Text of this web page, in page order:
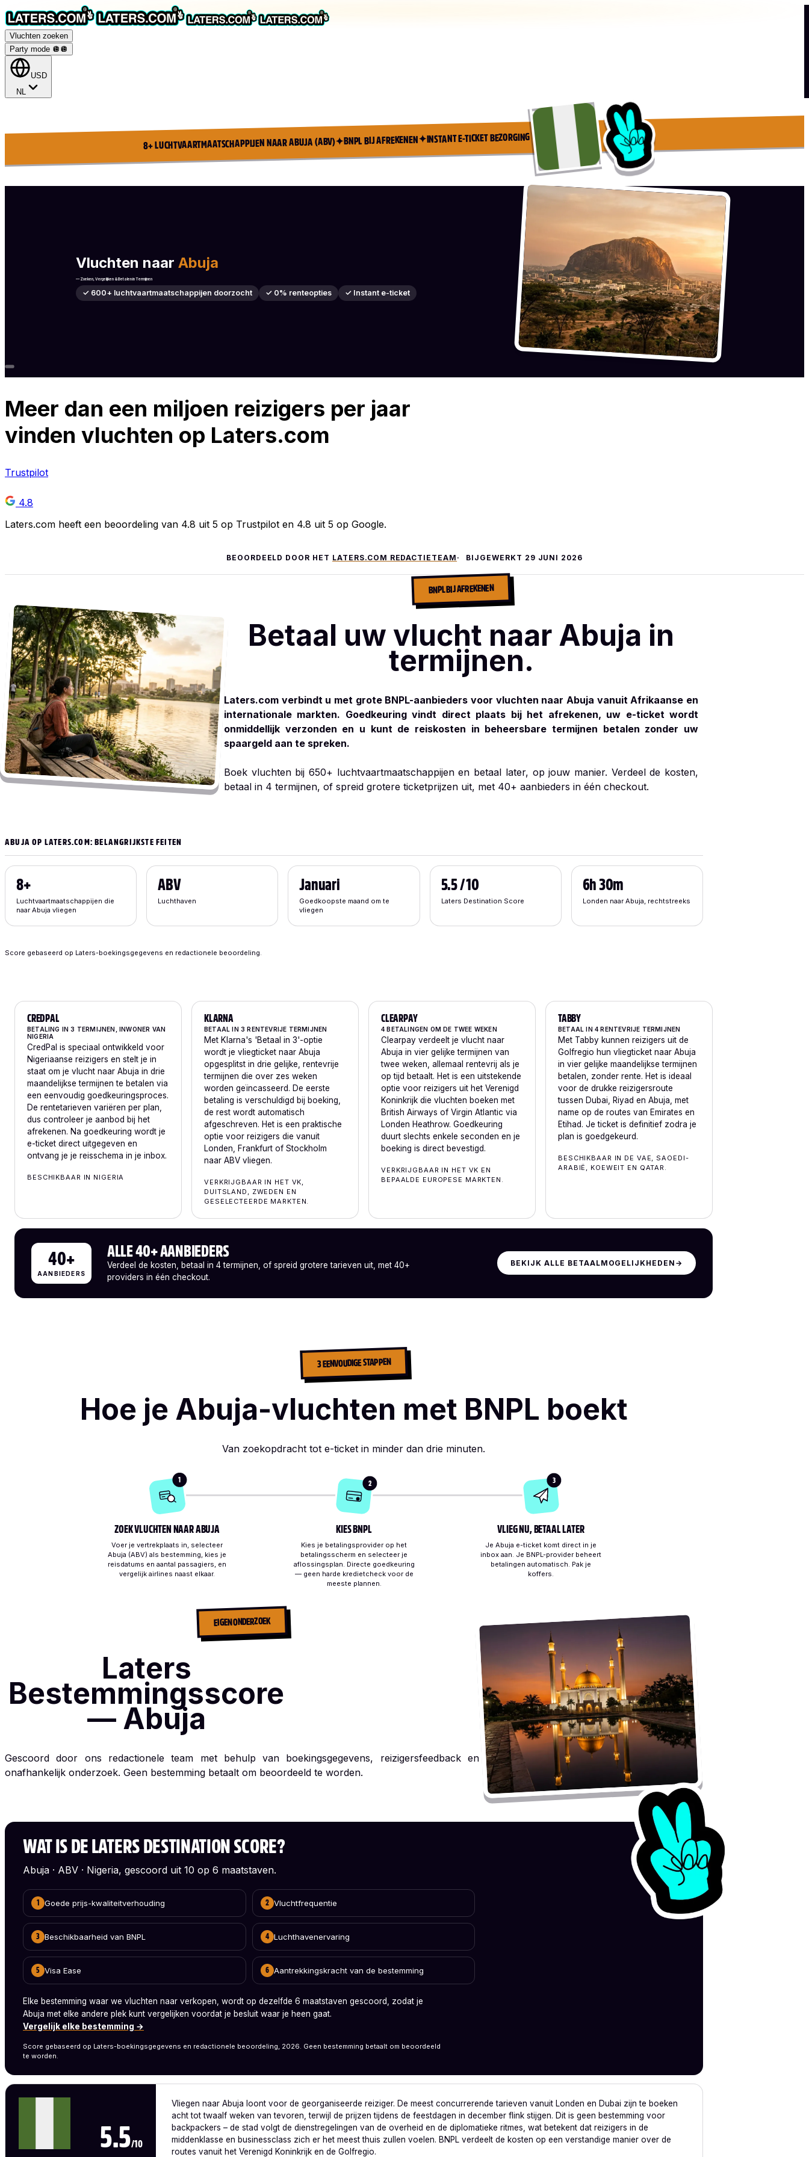
Vluchten zoeken
Party mode 🪩 🪩
USD
NL
8+ LUCHTVAARTMAATSCHAPPIJEN NAAR ABUJA (ABV)✦BNPL BIJ AFREKENEN✦INSTANT E-TICKET BEZORGING
Vluchten naar Abuja
— Zoeken, Vergelijken & Betalen in Termijnen
✓ 600+ luchtvaartmaatschappijen doorzocht ✓ 0% renteopties ✓ Instant e-ticket
Meer dan een miljoen reizigers per jaar
vinden vluchten op Laters.com
Trustpilot
4.8
Laters.com heeft een beoordeling van 4.8 uit 5 op Trustpilot en 4.8 uit 5 op Google.
BEOORDEELD DOOR HET LATERS.COM REDACTIETEAM BIJGEWERKT 29 JUNI 2026
BNPL BIJ AFREKENEN
Betaal uw vlucht naar Abuja in
termijnen.
Laters.com verbindt u met grote BNPL-aanbieders voor vluchten naar Abuja vanuit Afrikaanse en
internationale markten. Goedkeuring vindt direct plaats bij het afrekenen, uw e-ticket wordt
onmiddellijk verzonden en u kunt de reiskosten in beheersbare termijnen betalen zonder uw
spaargeld aan te spreken.
Boek vluchten bij 650+ luchtvaartmaatschappijen en betaal later, op jouw manier. Verdeel de kosten,
betaal in 4 termijnen, of spreid grotere ticketprijzen uit, met 40+ aanbieders in één checkout.
ABUJA OP LATERS.COM: BELANGRIJKSTE FEITEN
Luchtvaartmaatschappijen die
naar Abuja vliegen
8+
Luchthaven
ABV
Goedkoopste maand om te
vliegen
Januari
Laters Destination Score
5.5 / 10
Londen naar Abuja, rechtstreeks
6h 30m
Score gebaseerd op Laters-boekingsgegevens en redactionele beoordeling.
CREDPAL
BETALING IN 3 TERMIJNEN, INWONER VAN
NIGERIA
CredPal is speciaal ontwikkeld voor
Nigeriaanse reizigers en stelt je in
staat om je vlucht naar Abuja in drie
maandelijkse termijnen te betalen via
een eenvoudig goedkeuringsproces.
De rentetarieven variëren per plan,
dus controleer je aanbod bij het
afrekenen. Na goedkeuring wordt je
e-ticket direct uitgegeven en
ontvang je je reisschema in je inbox.
BESCHIKBAAR IN NIGERIA
KLARNA
BETAAL IN 3 RENTEVRIJE TERMIJNEN
Met Klarna's 'Betaal in 3'-optie
wordt je vliegticket naar Abuja
opgesplitst in drie gelijke, rentevrije
termijnen die over zes weken
worden geïncasseerd. De eerste
betaling is verschuldigd bij boeking,
de rest wordt automatisch
afgeschreven. Het is een praktische
optie voor reizigers die vanuit
Londen, Frankfurt of Stockholm
naar ABV vliegen.
VERKRIJGBAAR IN HET VK,
DUITSLAND, ZWEDEN EN
GESELECTEERDE MARKTEN.
CLEARPAY
4 BETALINGEN OM DE TWEE WEKEN
Clearpay verdeelt je vlucht naar
Abuja in vier gelijke termijnen van
twee weken, allemaal rentevrij als je
op tijd betaalt. Het is een uitstekende
optie voor reizigers uit het Verenigd
Koninkrijk die vluchten boeken met
British Airways of Virgin Atlantic via
Londen Heathrow. Goedkeuring
duurt slechts enkele seconden en je
boeking is direct bevestigd.
VERKRIJGBAAR IN HET VK EN
BEPAALDE EUROPESE MARKTEN.
TABBY
BETAAL IN 4 RENTEVRIJE TERMIJNEN
Met Tabby kunnen reizigers uit de
Golfregio hun vliegticket naar Abuja
in vier gelijke maandelijkse termijnen
betalen, zonder rente. Het is ideaal
voor de drukke reizigersroute
tussen Dubai, Riyad en Abuja, met
name op de routes van Emirates en
Etihad. Je ticket is definitief zodra je
plan is goedgekeurd.
BESCHIKBAAR IN DE VAE, SAOEDI-
ARABIË, KOEWEIT EN QATAR.
40+
AANBIEDERS
ALLE 40+ AANBIEDERS
Verdeel de kosten, betaal in 4 termijnen, of spreid grotere tarieven uit, met 40+
providers in één checkout.
BEKIJK ALLE BETAALMOGELIJKHEDEN →
3 EENVOUDIGE STAPPEN
Hoe je Abuja-vluchten met BNPL boekt
Van zoekopdracht tot e-ticket in minder dan drie minuten.
1
ZOEK VLUCHTEN NAAR ABUJA
Voer je vertrekplaats in, selecteer
Abuja (ABV) als bestemming, kies je
reisdatums en aantal passagiers, en
vergelijk airlines naast elkaar.
2
KIES BNPL
Kies je betalingsprovider op het
betalingsscherm en selecteer je
aflossingsplan. Directe goedkeuring
— geen harde kredietcheck voor de
meeste plannen.
3
VLIEG NU, BETAAL LATER
Je Abuja e-ticket komt direct in je
inbox aan. Je BNPL-provider beheert
betalingen automatisch. Pak je
koffers.
EIGEN ONDERZOEK
Laters
Bestemmingsscore
— Abuja
Gescoord door ons redactionele team met behulp van boekingsgegevens, reizigersfeedback en
onafhankelijk onderzoek. Geen bestemming betaalt om beoordeeld te worden.
WAT IS DE LATERS DESTINATION SCORE?
Abuja · ABV · Nigeria, gescoord uit 10 op 6 maatstaven.
1 Goede prijs-kwaliteitverhouding 2 Vluchtfrequentie
3 Beschikbaarheid van BNPL 4 Luchthavenervaring
5 Visa Ease 6 Aantrekkingskracht van de bestemming
Elke bestemming waar we vluchten naar verkopen, wordt op dezelfde 6 maatstaven gescoord, zodat je
Abuja met elke andere plek kunt vergelijken voordat je besluit waar je heen gaat.
Vergelijk elke bestemming →
Score gebaseerd op Laters-boekingsgegevens en redactionele beoordeling, 2026. Geen bestemming betaalt om beoordeeld
te worden.
5.5/10
Vliegen naar Abuja loont voor de georganiseerde reiziger. De meest concurrerende tarieven vanuit Londen en Dubai zijn te boeken
acht tot twaalf weken van tevoren, terwijl de prijzen tijdens de feestdagen in december flink stijgen. Dit is geen bestemming voor
backpackers – de stad volgt de dienstregelingen van de overheid en de diplomatieke ritmes, wat betekent dat reizigers in de
middenklasse en businessclass zich er het meest thuis zullen voelen. BNPL verdeelt de kosten op een verstandige manier over de
routes vanuit het Verenigd Koninkrijk en de Golfregio.